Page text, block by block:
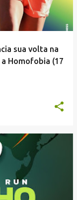
sua volta na
Homofobia (17